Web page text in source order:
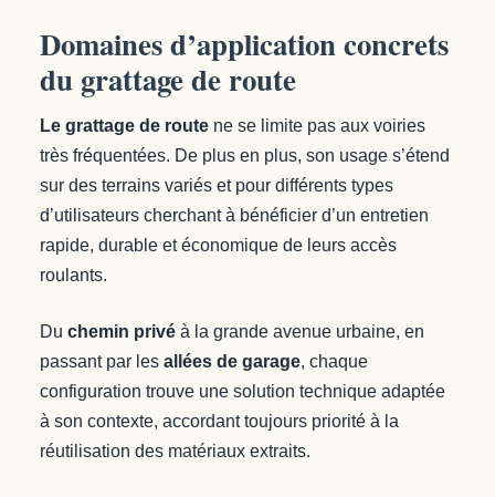
Domaines d’application concrets
du grattage de route
Le grattage de route ne se limite pas aux voiries
très fréquentées. De plus en plus, son usage s’étend
sur des terrains variés et pour différents types
d’utilisateurs cherchant à bénéficier d’un entretien
rapide, durable et économique de leurs accès
roulants.
Du chemin privé à la grande avenue urbaine, en
passant par les allées de garage, chaque
configuration trouve une solution technique adaptée
à son contexte, accordant toujours priorité à la
réutilisation des matériaux extraits.